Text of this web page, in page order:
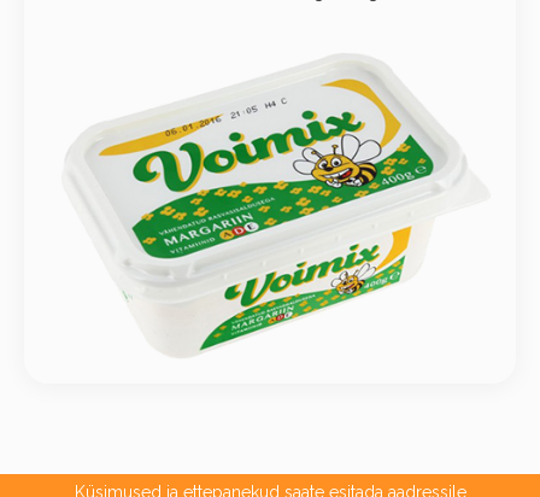
Küsimused ja ettepanekud saate esitada aadressile